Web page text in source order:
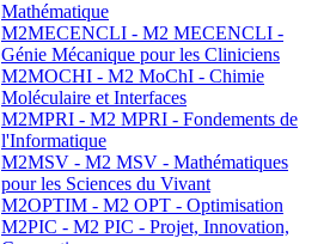
Mathématique
M2MECENCLI - M2 MECENCLI -
Génie Mécanique pour les Cliniciens
M2MOCHI - M2 MoChI - Chimie
Moléculaire et Interfaces
M2MPRI - M2 MPRI - Fondements de
l'Informatique
M2MSV - M2 MSV - Mathématiques
pour les Sciences du Vivant
M2OPTIM - M2 OPT - Optimisation
M2PIC - M2 PIC - Projet, Innovation,